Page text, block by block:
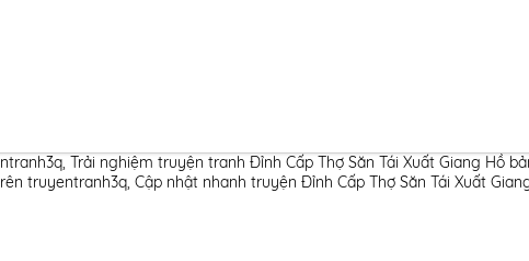
, Trải nghiệm truyện tranh Đỉnh Cấp Thợ Săn Tái Xuất Giang Hồ
truyentranh3q, Cập nhật nhanh truyện Đỉnh Cấp Thợ Săn Tái Xuất